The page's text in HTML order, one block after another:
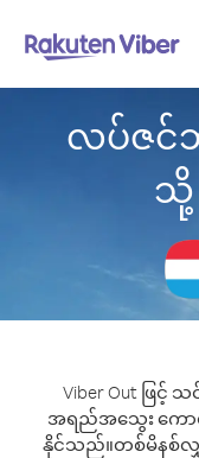
လပ်ဇင်
သို့
Viber Out ဖြ
အရည်အသွေး ကောင်
နိုင်သည်။တစ်မိနစ်လ